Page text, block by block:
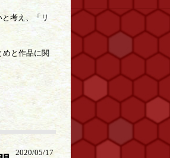
考え、「リ
めと作品に関
2020/05/17